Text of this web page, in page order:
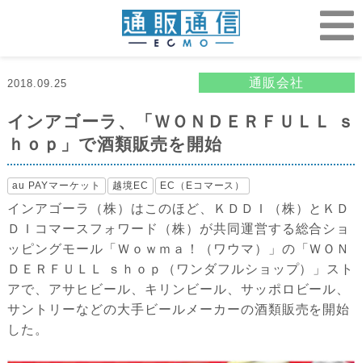
2018.09.25 通販会社
インアゴーラ、「ＷＯＮＤＥＲＦＵＬＬ ｓ
ｈｏｐ」で酒類販売を開始
au PAYマーケット 越境EC EC（Eコマース）
インアゴーラ（株）はこのほど、ＫＤＤＩ（株）とＫＤ
ＤＩコマースフォワード（株）が共同運営する総合ショ
ッピングモール「Ｗｏｗｍａ！（ワウマ）」の「ＷＯＮ
ＤＥＲＦＵＬＬ ｓｈｏｐ（ワンダフルショップ）」スト
アで、アサヒビール、キリンビール、サッポロビール、
サントリーなどの大手ビールメーカーの酒類販売を開始
した。